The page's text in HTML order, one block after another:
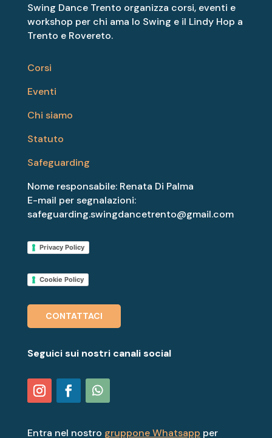
Swing Dance Trento organizza corsi, eventi e
workshop per chi ama lo Swing e il Lindy Hop a
Trento e Rovereto.
Corsi
Eventi
Chi siamo
Statuto
Safeguarding
Nome responsabile: Renata Di Palma
E-mail per segnalazioni:
safeguarding.swingdancetrento@gmail.com
Privacy Policy
Cookie Policy
CONTATTACI
Seguici sui nostri canali social
Entra nel nostro gruppone Whatsapp per